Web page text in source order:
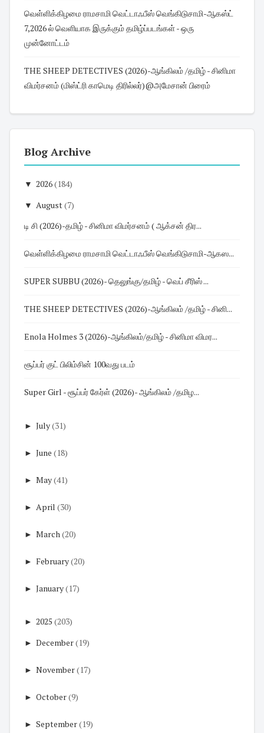
வெள்ளிக்கிழமை ராமசாமி வெட்டாஃபீஸ் வெங்கிடுசாமி-ஆகஸ்ட்
7,2026 ல் வெளியாக இருக்கும் தமிழ்ப்படங்கள் - ஒரு
முன்னோட்டம்
THE SHEEP DETECTIVES (2026)-ஆங்கிலம் /தமிழ் - சினிமா
விமர்சனம் (மிஸ்ட்ரி காமெடி திரில்லர்)@அமேசான் பிரைம்
Blog Archive
▼ 2026(184)
▼ August(7)
டி சி (2026)-தமிழ் - சினிமா விமர்சனம் ( ஆக்சன் திர...
வெள்ளிக்கிழமை ராமசாமி வெட்டாஃபீஸ் வெங்கிடுசாமி-ஆகஸ...
SUPER SUBBU (2026)- தெலுங்கு/தமிழ் - வெப் சீரிஸ் ...
THE SHEEP DETECTIVES (2026)-ஆங்கிலம் /தமிழ் - சினி...
Enola Holmes 3 (2026)-ஆங்கிலம்/தமிழ் - சினிமா விமர...
சூப்பர் குட் பிலிம்சின் 100வது படம்
Super Girl - சூப்பர் கேர்ள் (2026)- ஆங்கிலம் /தமிழ...
► July(31)
► June (18)
► May(41)
► April (30)
► March (20)
► February(20)
► January(17)
► 2025 (203)
► December(19)
► November(17)
► October(9)
► September(19)